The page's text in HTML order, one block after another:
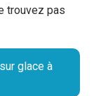
trouvez pas
glace à